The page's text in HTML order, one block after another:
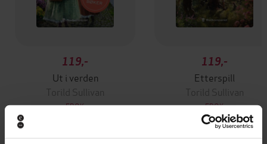
119,-
Ut i verden
Torild Sullivan
EBOK
119,-
Etterspill
Torild Sullivan
EBOK